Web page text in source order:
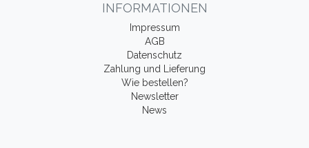
INFORMATIONEN
Impressum
AGB
Datenschutz
Zahlung und Lieferung
Wie bestellen?
Newsletter
News